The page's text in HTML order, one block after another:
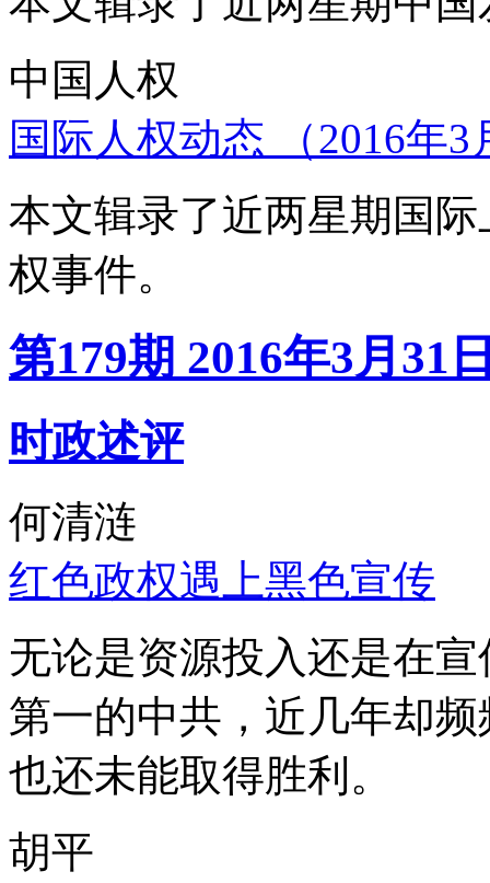
中国人权
国际人权动态 （2016年
本文辑录了近两星期国
权事件。
第179期 2016年3月31
时政述评
何清涟
红色政权遇上黑色宣传
无论是资源投入还是在
第一的中共，近几年却
也还未能取得胜利。
胡平